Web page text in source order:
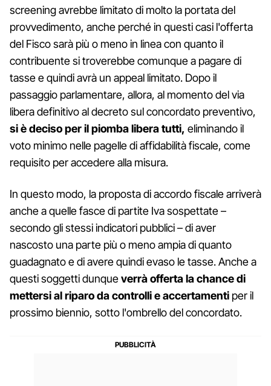
screening avrebbe limitato di molto la portata del
provvedimento, anche perché in questi casi l'offerta
del Fisco sarà più o meno in linea con quanto il
contribuente si troverebbe comunque a pagare di
tasse e quindi avrà un appeal limitato. Dopo il
passaggio parlamentare, allora, al momento del via
libera definitivo al decreto sul concordato preventivo,
si è deciso per il piomba libera tutti, eliminando il
voto minimo nelle pagelle di affidabilità fiscale, come
requisito per accedere alla misura.
In questo modo, la proposta di accordo fiscale arriverà
anche a quelle fasce di partite Iva sospettate –
secondo gli stessi indicatori pubblici – di aver
nascosto una parte più o meno ampia di quanto
guadagnato e di avere quindi evaso le tasse. Anche a
questi soggetti dunqueverrà offerta la chance di
mettersi al riparo da controlli e accertamenti per il
prossimo biennio, sotto l'ombrello del concordato.